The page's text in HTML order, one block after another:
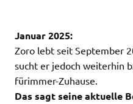
Januar 2025:
Zoro lebt seit September
sucht er jedoch weiterhin
fürimmer-Zuhause.
Das sagt seine aktuelle